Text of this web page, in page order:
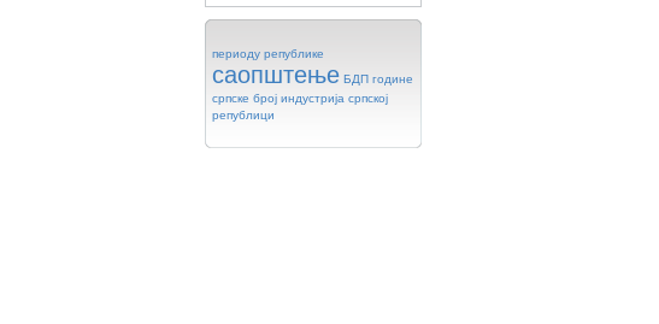
периоду републике
саопштење БДП године
српске број индустрија српској
републици